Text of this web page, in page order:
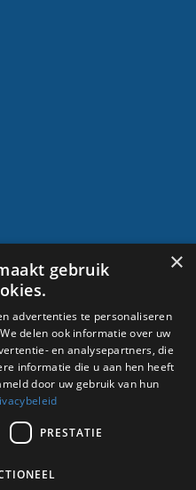
die werken.
gemaakt voor iedere
tot schuifzeilen, wij
×
gebruik
advertenties te personaliseren
delen ook informatie over uw
en analysepartners, die
informatie die u aan hen heeft
door uw gebruik van hun
PRESTATIE